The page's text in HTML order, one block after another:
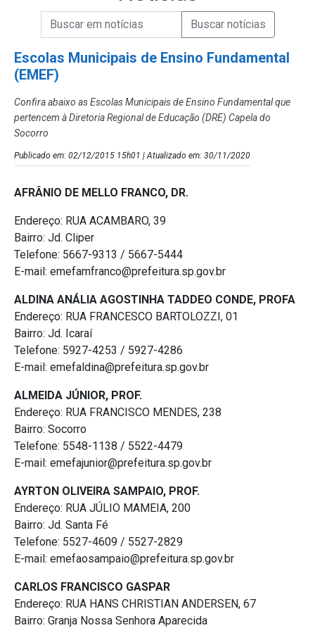
Campo de Busca de Notícias
Campo de Busca de informaçõesEnviar a Busca de Notícias
Escolas Municipais de Ensino Fundamental
(EMEF)
Confira abaixo as Escolas Municipais de Ensino Fundamental que
pertencem à Diretoria Regional de Educação (DRE) Capela do
Socorro
Publicado em: 02/12/2015 15h01 | Atualizado em: 30/11/2020
AFRÂNIO DE MELLO FRANCO, DR.
Endereço: RUA ACAMBARO, 39
Bairro: Jd. Cliper
Telefone: 5667-9313 / 5667-5444
E-mail: emefamfranco@prefeitura.sp.gov.br
ALDINA ANÁLIA AGOSTINHA TADDEO CONDE, PROFA
Endereço: RUA FRANCESCO BARTOLOZZI, 01
Bairro: Jd. Icaraí
Telefone: 5927-4253 / 5927-4286
E-mail: emefaldina@prefeitura.sp.gov.br
ALMEIDA JÚNIOR, PROF.
Endereço: RUA FRANCISCO MENDES, 238
Bairro: Socorro
Telefone: 5548-1138 / 5522-4479
E-mail: emefajunior@prefeitura.sp.gov.br
AYRTON OLIVEIRA SAMPAIO, PROF.
Endereço: RUA JÚLIO MAMEIA, 200
Bairro: Jd. Santa Fé
Telefone: 5527-4609 / 5527-2829
E-mail: emefaosampaio@prefeitura.sp.gov.br
CARLOS FRANCISCO GASPAR
Endereço: RUA HANS CHRISTIAN ANDERSEN, 67
Bairro: Granja Nossa Senhora Aparecida